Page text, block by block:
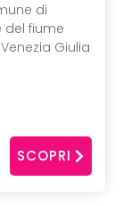
di
del fiume
Giulia
SCOPRI